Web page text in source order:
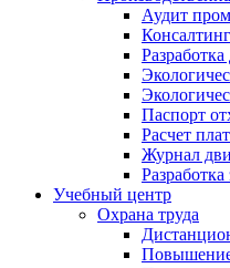
Аудит
Консалтинг
Паспорт
Расчет
Журнал
Учебный центр
Охрана труда
Повышение